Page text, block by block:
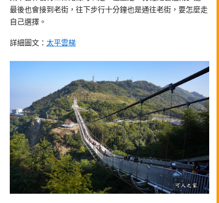
最後也會接到老街，往下步行十分鐘也是通往老街，要怎麼走
自己選擇。
詳細圖文： 太平雲梯